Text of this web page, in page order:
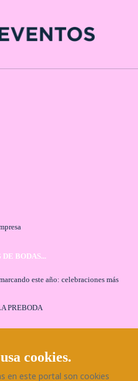
BODAS...
este año: celebraciones más
PREBODA
exclusiva con Bodaeventos
cookies.
en este portal son cookies